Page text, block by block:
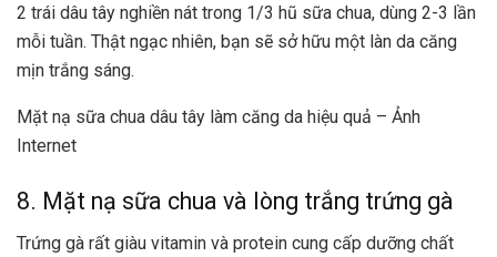
2 trái dâu tây nghiền nát trong 1/3 hũ sữa chua, dùng 2-3 lần
mỗi tuần. Thật ngạc nhiên, bạn sẽ sở hữu một làn da căng
mịn trắng sáng.
Mặt nạ sữa chua dâu tây làm căng da hiệu quả – Ảnh
Internet
8. Mặt nạ sữa chua và lòng trắng trứng gà
Trứng gà rất giàu vitamin và protein cung cấp dưỡng chất